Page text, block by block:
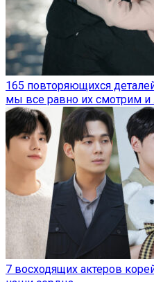
165 повторяющихся
мы все равно их смотрим
7 восходящих актеров